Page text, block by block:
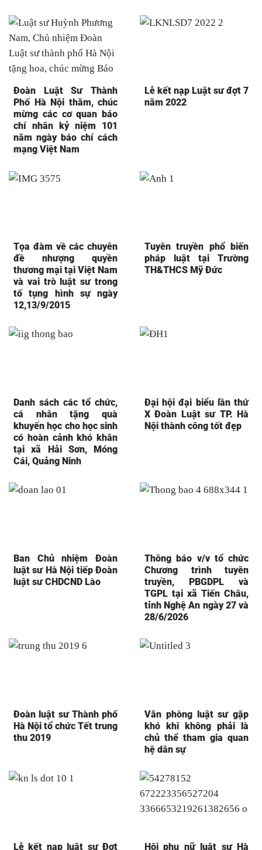
Đoàn Luật Sư Thành
Phố Hà Nội thăm, chúc
mừng các cơ quan báo
chí nhân kỷ niệm 101
năm ngày báo chí cách
mạng Việt Nam
Lễ kết nạp Luật sư đợt 7
năm 2022
Tọa đàm về các chuyên
đề nhượng quyền
thương mại tại Việt Nam
và vai trò luật sư trong
tố tụng hình sự ngày
12,13/9/2015
Tuyên truyền phổ biến
pháp luật tại Trường
TH&THCS Mỹ Đức
Danh sách các tổ chức,
cá nhân tặng quà
khuyến học cho học sinh
có hoàn cảnh khó khăn
tại xã Hải Sơn, Móng
Cái, Quảng Ninh
Đại hội đại biểu lần thứ
X Đoàn Luật sư TP. Hà
Nội thành công tốt đẹp
Ban Chủ nhiệm Đoàn
luật sư Hà Nội tiếp Đoàn
luật sư CHDCND Lào
Thông báo v/v tổ chức
Chương trình tuyên
truyền, PBGDPL và
TGPL tại xã Tiến Châu,
tỉnh Nghệ An ngày 27 và
28/6/2026
Đoàn luật sư Thành phố
Hà Nội tổ chức Tết trung
thu 2019
Văn phòng luật sư gặp
khó khi không phải là
chủ thể tham gia quan
hệ dân sự
Lễ kết nạp luật sư Đợt Hội phụ nữ luật sư Hà